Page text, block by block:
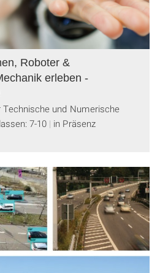
Roboter &
erleben -
und Numerische
7-10 in Präsenz